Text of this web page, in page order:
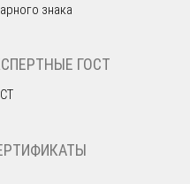
знака
ГОСТ